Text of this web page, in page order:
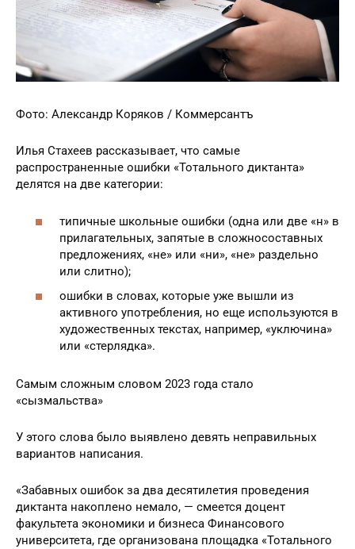
Фото: Александр Коряков / Коммерсантъ
Илья Стахеев рассказывает, что самые
распространенные ошибки «Тотального диктанта»
делятся на две категории:
типичные школьные ошибки (одна или две «н» в
прилагательных, запятые в сложносоставных
предложениях, «не» или «ни», «не» раздельно
или слитно);
ошибки в словах, которые уже вышли из
активного употребления, но еще используются в
художественных текстах, например, «уключина»
или «стерлядка».
Самым сложным словом 2023 года стало
«сызмальства»
У этого слова было выявлено девять неправильных
вариантов написания.
«Забавных ошибок за два десятилетия проведения
диктанта накоплено немало, — смеется доцент
факультета экономики и бизнеса Финансового
университета, где организована площадка «Тотального